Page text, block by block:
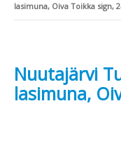
lasimuna, Oiva Toikka sign,
Nuutajärvi
lasimuna,